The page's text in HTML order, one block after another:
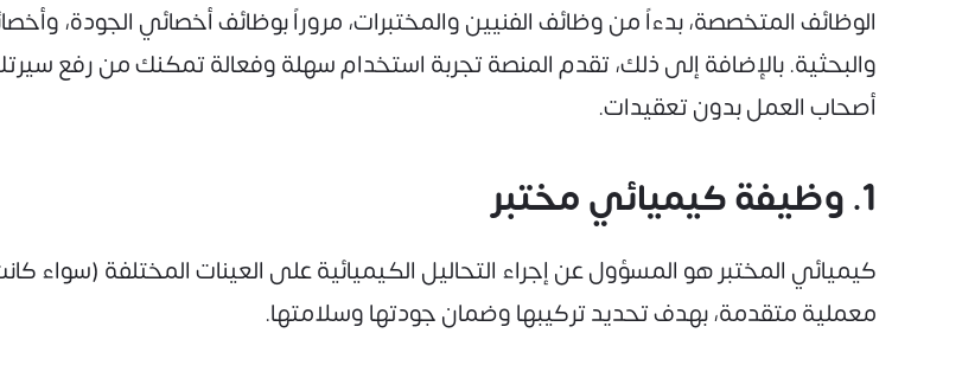
الوظائف المتخصصة، بدءاً من وظائف الفنيين والمختبرات، مروراً بوظائف أخصائي الجودة،
والبحثية. بالإضافة إلى ذلك، تقدم المنصة تجربة استخدام سهلة وفعالة تمكنك من رفع
أصحاب العمل بدون تعقيدات.
1. وظيفة كيميائي مختبر
كيميائي المختبر هو المسؤول عن إجراء التحاليل الكيميائية على العينات المختلفة (سواء
معملية متقدمة، بهدف تحديد تركيبها وضمان جودتها وسلامتها.